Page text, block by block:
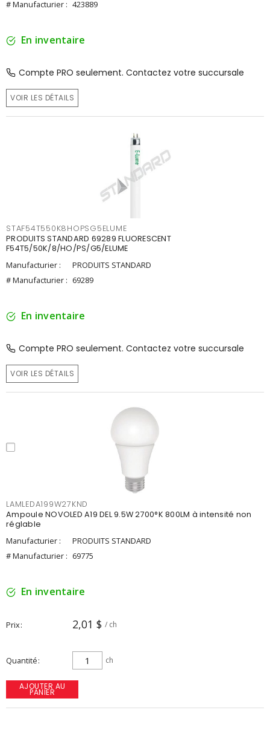
# Manufacturier : 423889
En inventaire
Compte PRO seulement. Contactez votre succursale
VOIR LES DÉTAILS
STAF54T550K8HOPSG5ELUME
PRODUITS STANDARD 69289 FLUORESCENT
F54T5/50K/8/HO/PS/G5/ELUME
Manufacturier :
PRODUITS STANDARD
# Manufacturier : 69289
En inventaire
Compte PRO seulement. Contactez votre succursale
VOIR LES DÉTAILS
LAMLEDA199W27KND
Ampoule NOVOLED A19 DEL 9.5W 2700°K 800LM à intensité non
réglable
Manufacturier :
PRODUITS STANDARD
# Manufacturier : 69775
En inventaire
Prix 2,01 $ / ch
Quantité ch
AJOUTER AU
PANIER